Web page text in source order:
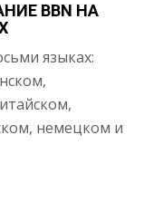
BBN НА
языках:
немецком и